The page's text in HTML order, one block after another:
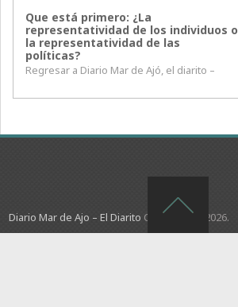
Que está primero: ¿La
representatividad de los individuos o
la representatividad de las
políticas?
Regresar a Diario Mar de Ajó, el diarito –
Diario Mar de Ajo – El Diarito Copyright © 2026.